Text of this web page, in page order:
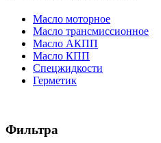
Масло моторное
Масло трансмиссионное
Масло АКПП
Масло КПП
Спецжидкости
Герметик
Фильтра